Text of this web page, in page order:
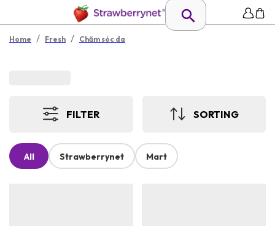
Home / Fresh / Chăm sóc da
FILTER SORTING
All Strawberrynet Mart